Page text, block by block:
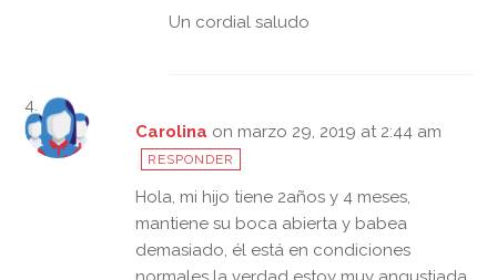
Un cordial saludo
Carolina on marzo 29, 2019 at 2:44 am
RESPONDER
Hola, mi hijo tiene 2años y 4 meses,
mantiene su boca abierta y babea
demasiado, él está en condiciones